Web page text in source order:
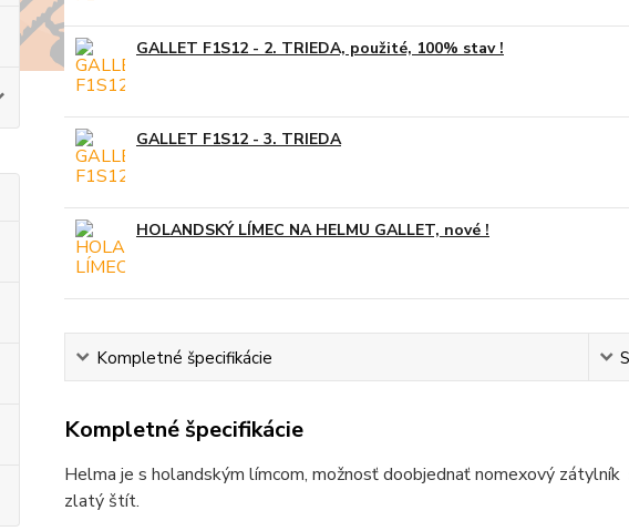
GALLET F1S12 - 2. TRIEDA, použité, 100% stav !
GALLET F1S12 - 3. TRIEDA
HOLANDSKÝ LÍMEC NA HELMU GALLET, nové !
Kompletné špecifikácie
Kompletné špecifikácie
Helma je s holandským límcom, možnosť doobjednať nomexový
zlatý štít.